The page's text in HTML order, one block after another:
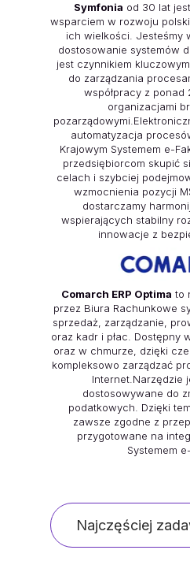
Symfonia od 30 lat
wsparciem w rozwoju
ich wielkości. Jesteśmy
dostosowanie systemów
jest czynnikiem
do zarządzania
współpracy z ponad
organizacjami
automatyzacja
Krajowym Systemem e-
przedsiębiorcom skupić
celach i szybciej
wzmocnienia pozycji
dostarczamy
wspierających stabilny
innowacje z
Comarch ERP Optima to
przez Biura Rachunkowe
sprzedaż, zarządzanie,
oraz kadr i płac. Dostępny
oraz w chmurze, dzięki
kompleksowo zarządzać
Internet.Narzędzie
dostosowywane do
podatkowych. Dzięki
zawsze zgodne z
przygotowane na
Systemem
Najczęściej